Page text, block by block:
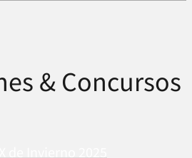
& Concursos